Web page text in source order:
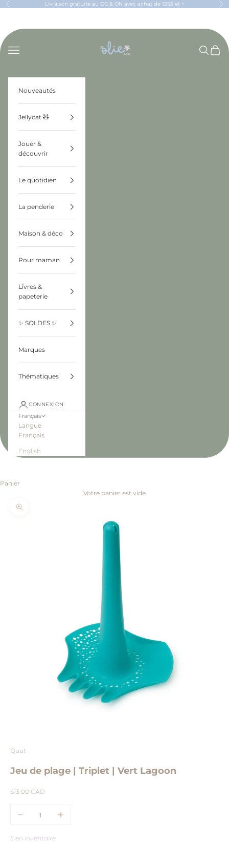
Passer au contenu
Précédent Livraison gratuite au QC & ON avec achat de 125$ et +
Menu
Panier
Nouveautés
Jellycat 🧸
Jouer &
découvrir
Le quotidien
La penderie
Maison & déco
Pour maman
Livres &
papeterie
✨ SOLDES ✨
Marques
Thématiques
CONNEXION
Français
Langue
Français
English
Panier
Votre panier est vide
Zoomer sur l'image
Quut
Jeu de plage | Triplet | Vert Lagoon
Prix de vente
$13.00 CAD
5 en inventaire